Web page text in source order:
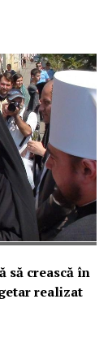
să crească în
realizat